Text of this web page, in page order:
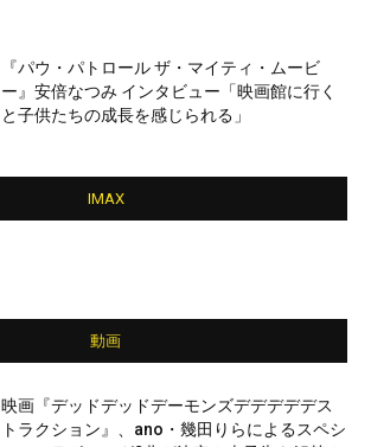
『パウ・パトロール ザ・マイティ・ムービ
ー』安倍なつみ インタビュー「映画館に行く
と子供たちの成長を感じられる」
IMAX
動画
映画『デッドデッドデーモンズデデデデデス
トラクション』、ano・幾田りらによるスペシ